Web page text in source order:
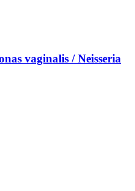
vaginalis / Neisseria